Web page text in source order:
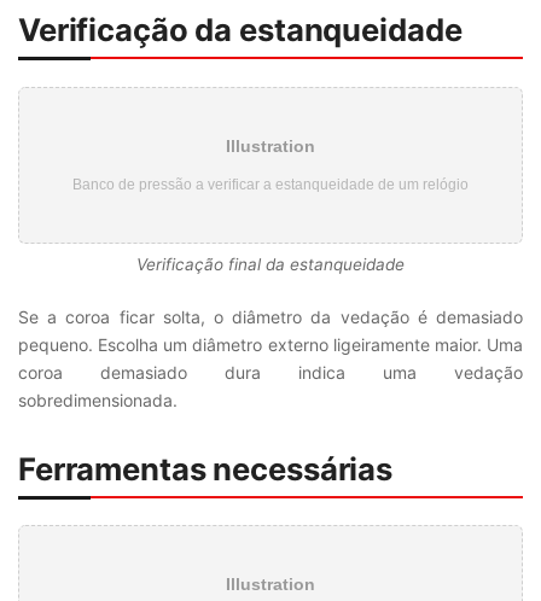
Verificação da estanqueidade
Illustration
Banco de pressão a verificar a estanqueidade de um relógio
Verificação final da estanqueidade
Se a coroa ficar solta, o diâmetro da vedação é demasiado
pequeno. Escolha um diâmetro externo ligeiramente maior. Uma
coroa demasiado dura indica uma vedação
sobredimensionada.
Ferramentas necessárias
Illustration